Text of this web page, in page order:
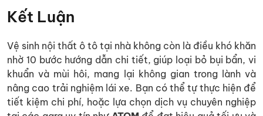
Kết Luận
Vệ sinh nội thất ô tô tại nhà không còn là điều khó khăn
nhờ 10 bước hướng dẫn chi tiết, giúp loại bỏ bụi bẩn, vi
khuẩn và mùi hôi, mang lại không gian trong lành và
nâng cao trải nghiệm lái xe. Bạn có thể tự thực hiện để
tiết kiệm chi phí, hoặc lựa chọn dịch vụ chuyên nghiệp